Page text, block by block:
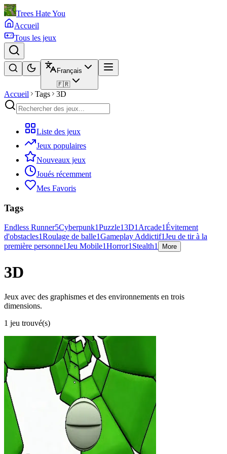
Trees Hate You
Accueil
Tous les jeux
Français
🇫🇷
Accueil Tags 3D
Liste des jeux
Jeux populaires
Nouveaux jeux
Joués récemment
Mes Favoris
Tags
Endless Runner5Cyberpunk1Puzzle13D1Arcade1Évitement
d'obstacles1Roulage de balle1Gameplay Addictif1Jeu de tir à la
première personne1Jeu Mobile1Horror1Stealth1 More
3D
Jeux avec des graphismes et des environnements en trois
dimensions.
1 jeu trouvé(s)